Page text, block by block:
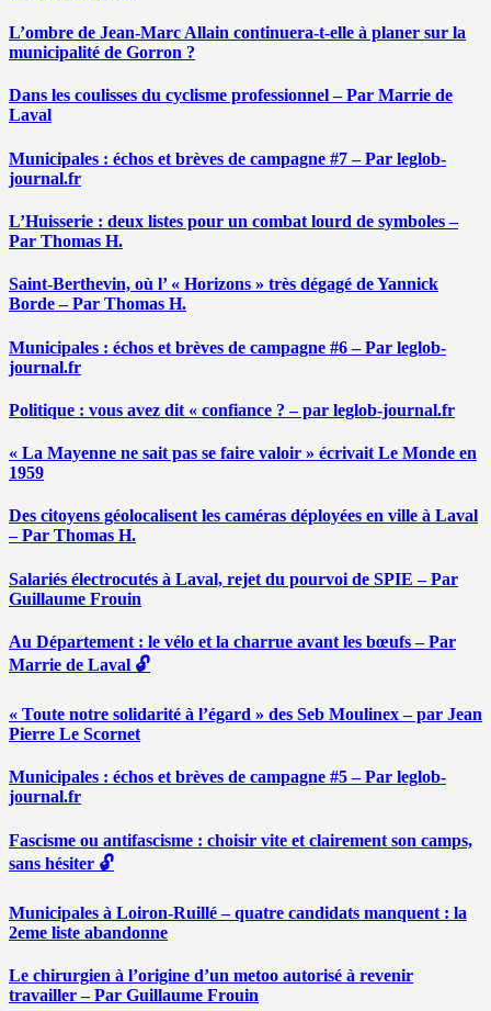
L’ombre de Jean-Marc Allain continuera-t-elle à planer sur la
municipalité de Gorron ?
Dans les coulisses du cyclisme professionnel – Par Marrie de
Laval
Municipales : échos et brèves de campagne #7 – Par leglob-
journal.fr
L’Huisserie : deux listes pour un combat lourd de symboles –
Par Thomas H.
Saint-Berthevin, où l’ « Horizons » très dégagé de Yannick
Borde – Par Thomas H.
Municipales : échos et brèves de campagne #6 – Par leglob-
journal.fr
Politique : vous avez dit « confiance ? – par leglob-journal.fr
« La Mayenne ne sait pas se faire valoir » écrivait Le Monde en
1959
Des citoyens géolocalisent les caméras déployées en ville à Laval
– Par Thomas H.
Salariés électrocutés à Laval, rejet du pourvoi de SPIE – Par
Guillaume Frouin
Au Département : le vélo et la charrue avant les bœufs – Par
Marrie de Laval 🔓
« Toute notre solidarité à l’égard » des Seb Moulinex – par Jean
Pierre Le Scornet
Municipales : échos et brèves de campagne #5 – Par leglob-
journal.fr
Fascisme ou antifascisme : choisir vite et clairement son camps,
sans hésiter 🔓
Municipales à Loiron-Ruillé – quatre candidats manquent : la
2eme liste abandonne
Le chirurgien à l’origine d’un metoo autorisé à revenir
travailler – Par Guillaume Frouin